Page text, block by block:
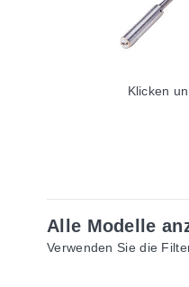
Klicken
Alle Modelle
Verwenden Sie die